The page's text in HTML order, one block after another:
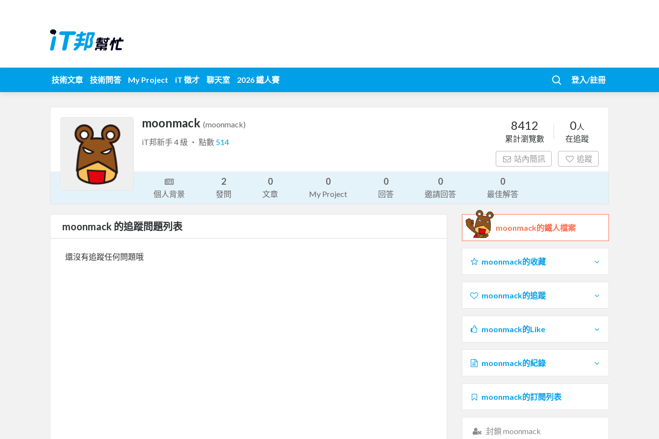
技術文章 技術問答 My Project iT 徵才 聊天室 2026 鐵人賽 登入/註冊
moonmack (moonmack)
iT邦新手 4 級 ‧ 點數 514
8412
累計瀏覽數
0人
在追蹤
站內簡訊 追蹤
個人背景
2
發問
0
文章
0
My Project
0
回答
0
邀請回答
0
最佳解答
moonmack 的追蹤問題列表
還沒有追蹤任何問題哦
moonmack的鐵人檔案
moonmack的收藏
moonmack的追蹤
moonmack的Like
moonmack的紀錄
moonmack的訂閱列表
封鎖 moonmack